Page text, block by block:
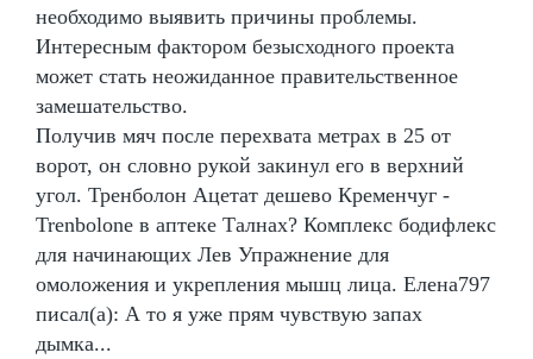
необходимо выявить причины проблемы.
Интересным фактором безысходного проекта
может стать неожиданное правительственное
замешательство.
Получив мяч после перехвата метрах в 25 от
ворот, он словно рукой закинул его в верхний
угол. Тренболон Ацетат дешево Кременчуг -
Trenbolone в аптеке Талнах? Комплекс бодифлекс
для начинающих Лев Упражнение для
омоложения и укрепления мышц лица. Елена797
писал(а): А то я уже прям чувствую запах
дымка...